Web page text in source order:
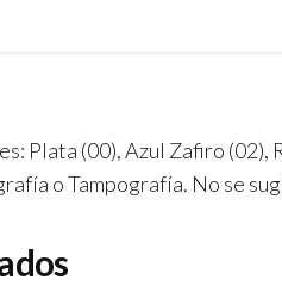
Plata (00), Azul Zafiro
o Tampografía. No se